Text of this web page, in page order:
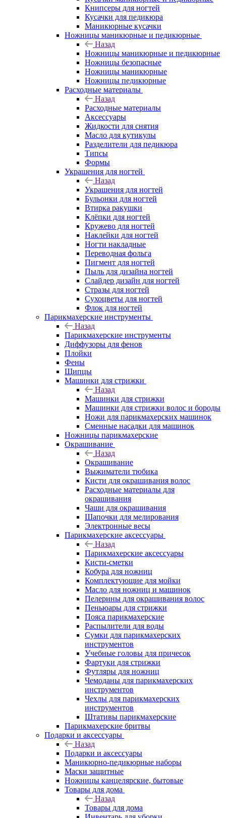
Книпсеры для ногтей
Кусачки для педикюра
Маникюрные кусачки
Ножницы маникюрные и педикюрные
Назад
Ножницы маникюрные и педикюрные
Ножницы безопасные
Ножницы маникюрные
Ножницы педикюрные
Расходные материалы
Назад
Расходные материалы
Аксессуары
Жидкости для снятия
Масло для кутикулы
Разделители для педикюра
Типсы
Формы
Украшения для ногтей
Назад
Украшения для ногтей
Бульонки для ногтей
Втирка ракушки
Клёпки для ногтей
Кружево для ногтей
Наклейки для ногтей
Ногти накладные
Переводная фольга
Пигмент для ногтей
Пыль для дизайна ногтей
Слайдер дизайн для ногтей
Стразы для ногтей
Сухоцветы для ногтей
Флок для ногтей
Парикмахерские инструменты
Назад
Парикмахерские инструменты
Диффузоры для фенов
Плойки
Фены
Щипцы
Машинки для стрижки
Назад
Машинки для стрижки
Машинки для стрижки волос и бороды
Ножи для парикмахерских машинок
Сменные насадки для машинок
Ножницы парикмахерские
Окрашивание
Назад
Окрашивание
Выжиматели тюбика
Кисти для окрашивания волос
Расходные материалы для
окрашивания
Чаши для окрашивания
Шапочки для мелирования
Электронные весы
Парикмахерские аксессуары
Назад
Парикмахерские аксессуары
Кисти-сметки
Кобура для ножниц
Комплектующие для мойки
Масло для ножниц и машинок
Пелерины для окрашивания волос
Пеньюары для стрижки
Пояса парикмахерские
Распылители для воды
Сумки для парикмахерских
инструментов
Учебные головы для причесок
Фартуки для стрижки
Футляры для ножниц
Чемоданы для парикмахерских
инструментов
Чехлы для парикмахерских
инструментов
Штативы парикмахерские
Парикмахерские бритвы
Подарки и аксессуары
Назад
Подарки и аксессуары
Маникюрно-педикюрные наборы
Маски защитные
Ножницы канцелярские, бытовые
Товары для дома
Назад
Товары для дома